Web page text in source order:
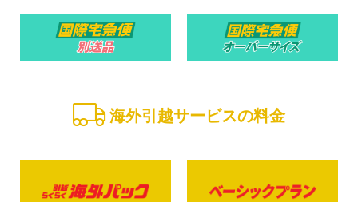
海外引越サービスの料金